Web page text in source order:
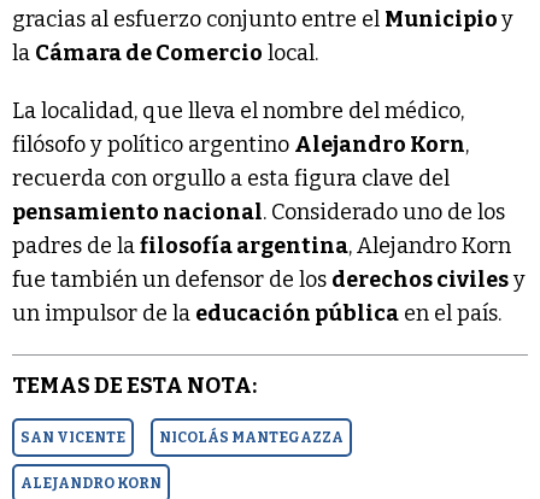
gracias al esfuerzo conjunto entre el Municipioy
la Cámara de Comercio local.
La localidad, que lleva el nombre del médico,
filósofo y político argentino Alejandro Korn,
recuerda con orgullo a esta figura clave del
pensamiento nacional. Considerado uno de los
padres de lafilosofía argentina, Alejandro Korn
fue también un defensor de los derechos civilesy
un impulsor de la educación pública en el país.
TEMAS DE ESTA NOTA:
SAN VICENTE NICOLÁS MANTEGAZZA
ALEJANDRO KORN